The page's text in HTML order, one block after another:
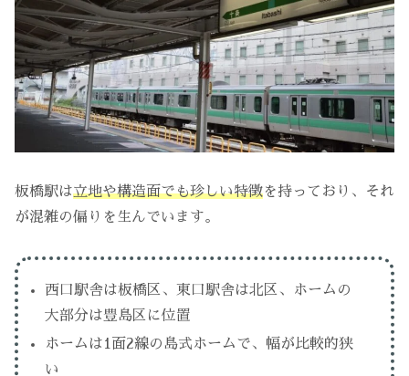
板橋駅は立地や構造面でも珍しい特徴を持っており、それ
が混雑の偏りを生んでいます。
西口駅舎は板橋区、東口駅舎は北区、ホームの
大部分は豊島区に位置
ホームは1面2線の島式ホームで、幅が比較的狭
い